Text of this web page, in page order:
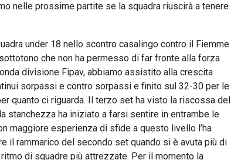
nelle prossime partite se la squadra riuscirà a tenere
under 18 nello scontro casalingo contro il Fiemme
che non ha permesso di far fronte alla forza
divisione Fipav, abbiamo assistito alla crescita
sorpassi e contro sorpassi e finito sul 32-30 per le
quanto ci riguarda. Il terzo set ha visto la riscossa del
stanchezza ha iniziato a farsi sentire in entrambe le
maggiore esperienza di sfide a questo livello l’ha
il rammarico del secondo set quando si è avuta più di
di squadre più attrezzate. Per il momento la